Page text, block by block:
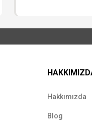
Hakkımızda
Blog